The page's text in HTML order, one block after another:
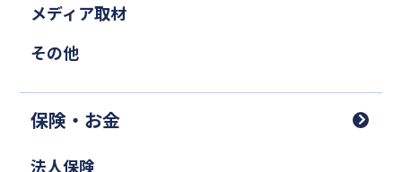
メディア取材
その他
保険・お金
法人保険